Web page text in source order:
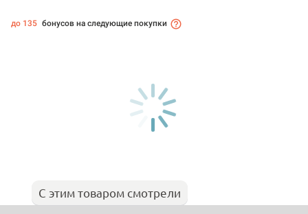
до 135 бонусов на следующие покупки
С этим товаром смотрели